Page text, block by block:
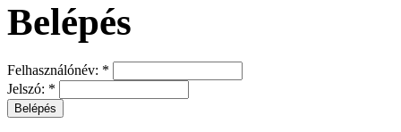
Belépés
Felhasználónév: *
Jelszó: *